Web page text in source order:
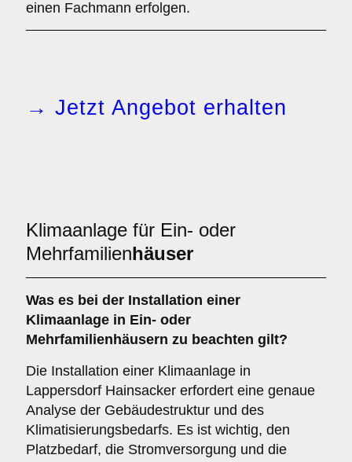
einen Fachmann erfolgen.
→ Jetzt Angebot erhalten
Klimaanlage für Ein- oder
Mehrfamilienhäuser
Was es bei der Installation einer
Klimaanlage in Ein- oder
Mehrfamilienhäusern zu beachten gilt?
Die Installation einer Klimaanlage in
Lappersdorf Hainsacker erfordert eine genaue
Analyse der Gebäudestruktur und des
Klimatisierungsbedarfs. Es ist wichtig, den
Platzbedarf, die Stromversorgung und die